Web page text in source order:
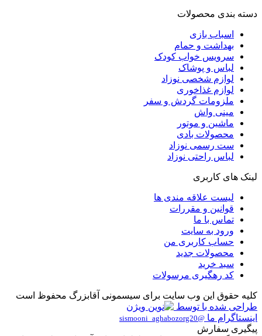
دسته بندی محصولات
اسباب بازی
بهداشت و حمام
سرویس خواب کودک
لباس و پوشاک
لوازم شخصی نوزاد
لوازم غذاخوری
ملزومات گردش و سفر
مینی واش
ماشین و موتور
محصولات بادی
ست رسمی نوزاد
لباس راحتی نوزاد
لینک های کاربری
لیست علاقه مندی ها
قوانین و مقررات
تماس با ما
ورود به سایت
حساب کاربری من
محصولات جدید
سبد خرید
کد رهگیری مرسولات
کلیه حقوق این وب سایت برای سیسمونی آقابزرگ محفوظ است
طراحی شده با توسط
اینستاگرام ما @sismooni_aghabozorg20
پیگیری سفارش